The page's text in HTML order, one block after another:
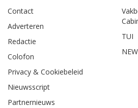
Contact
Adverteren
Redactie
Colofon
Privacy & Cookiebeleid
Nieuwsscript
Partnernieuws
TUI